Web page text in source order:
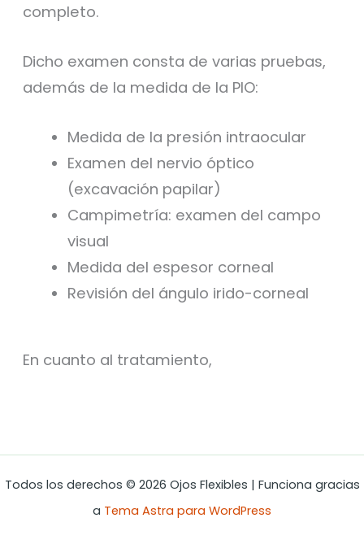
completo.
Dicho examen consta de varias pruebas,
además de la medida de la PIO:
Medida de la presión intraocular
Examen del nervio óptico
(excavación papilar)
Campimetría: examen del campo
visual
Medida del espesor corneal
Revisión del ángulo irido-corneal
En cuanto al tratamiento,
Todos los derechos © 2026 Ojos Flexibles | Funciona gracias
a Tema Astra para WordPress